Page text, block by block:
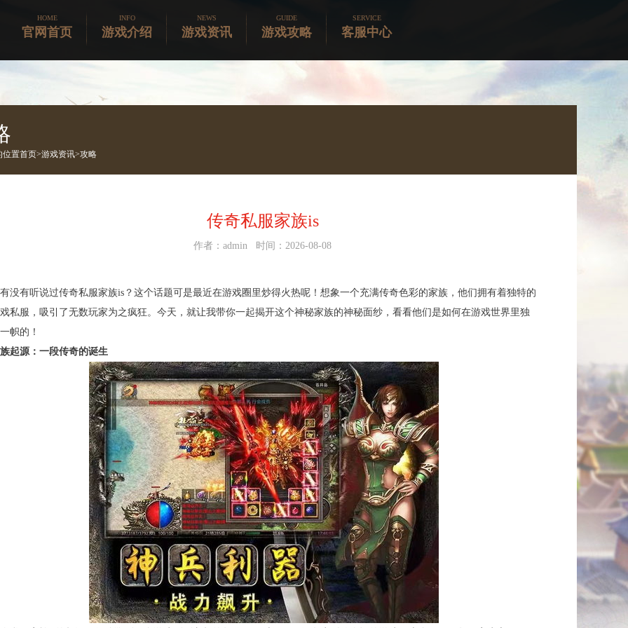
HOME
官网首页
INFO
游戏介绍
NEWS
游戏资讯
GUIDE
游戏攻略
SERVICE
客服中心
位置首页>游戏资讯>攻略
传奇私服家族is
作者：admin 时间：2026-08-08
没有听说过传奇私服家族is？这个话题可是最近在游戏圈里炒得火热呢！想象一个充满传奇色彩的家族，他们拥有着独特的
私服，吸引了无数玩家为之疯狂。今天，就让我带你一起揭开这个神秘家族的神秘面纱，看看他们是如何在游戏世界里独
帜的！
起源：一段传奇的诞生